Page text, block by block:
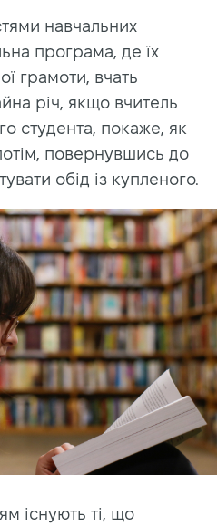
навчальних
програма, де їх
грамоти, вчать
річ, якщо вчитель
студента, покаже, як
повернувшись до
обід із купленого.
існують ті, що